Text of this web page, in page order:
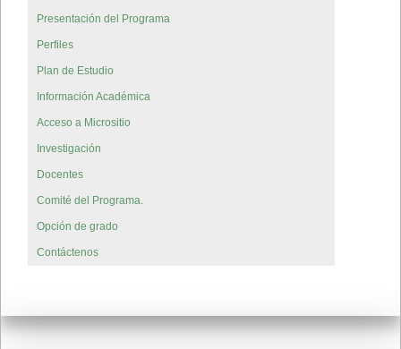
Presentación del Programa
Perfiles
Plan de Estudio
Información Académica
Acceso a Micrositio
Investigación
Docentes
Comité del Programa.
Opción de grado
Contáctenos